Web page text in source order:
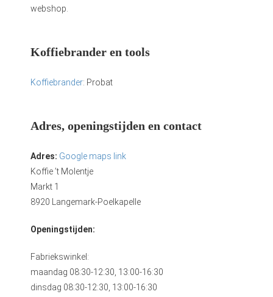
webshop.
Koffiebrander en tools
Koffiebrander: Probat
Adres, openingstijden en contact
Adres: Google maps link
Koffie ’t Molentje
Markt 1
8920 Langemark-Poelkapelle
Openingstijden:
Fabriekswinkel:
maandag 08:30-12:30, 13:00-16:30
dinsdag 08:30-12:30, 13:00-16:30